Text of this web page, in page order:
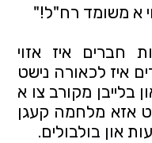
א משומד רח"ל!"
חברים איז אזוי
איז לכאורה נישט
בלייבן מקורב צו א
אזא מלחמה קעגן
און בולבולים.